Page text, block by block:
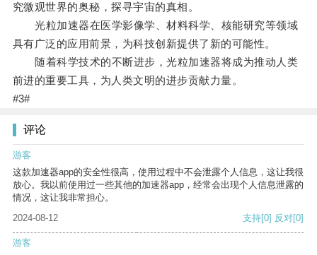
究微观世界的奥秘，探寻宇宙的真相。
光粒加速器在医学影像学、材料科学、核能研究等领域
具有广泛的应用前景，为科技创新提供了新的可能性。
随着科学技术的不断进步，光粒加速器将成为推动人类
前进的重要工具，为人类文明的进步贡献力量。
#3#
评论
游客
这款加速器app的安全性很高，使用过程中不会泄露个人信息，这让我很
放心。我以前使用过一些其他的加速器app，经常会出现个人信息泄露的
情况，这让我非常担心。
2024-08-12
支持[0] 反对[0]
游客